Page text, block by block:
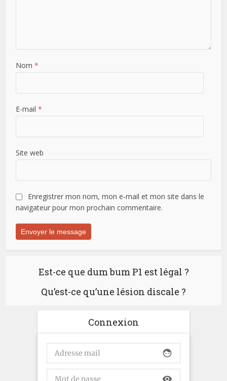
Nom*
E-mail*
Site web
Enregistrer mon nom, mon e-mail et mon site dans le
navigateur pour mon prochain commentaire.
Est-ce que dum bum P1 est légal ?
Qu’est-ce qu’une lésion discale ?
Connexion
face
visibility